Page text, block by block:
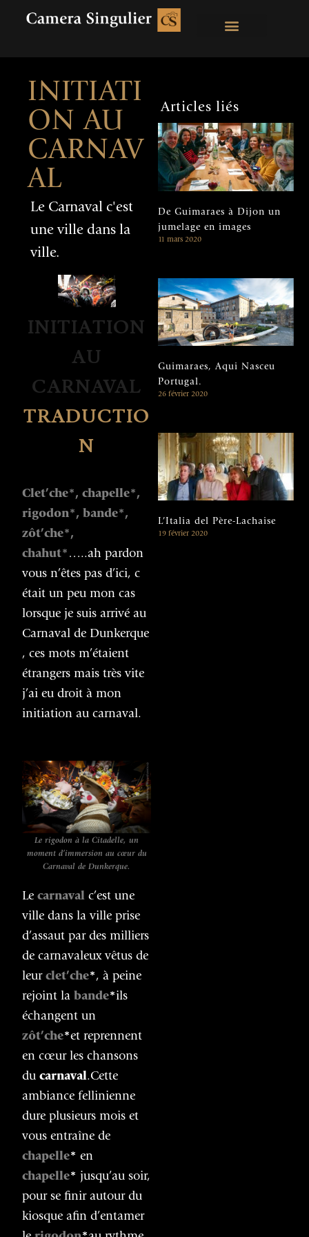
INITIATI
ON AU
CARNAV
AL
Le Carnaval c'est
une ville dans la
ville.
INITIATION
AU
CARNAVAL
TRADUCTIO
N
Clet’che*, chapelle*,
rigodon*, bande*,
zôt’che*,
chahut* …..ah pardon
vous n’êtes pas d’ici, c
était un peu mon cas
lorsque je suis arrivé au
Carnaval de Dunkerque
, ces mots m’étaient
étrangers mais très vite
j’ai eu droit à mon
initiation au carnaval.
Le rigodon à la Citadelle, un
moment d’immersion au cœur du
Carnaval de Dunkerque.
Lecarnaval c’est une
ville dans la ville prise
d’assaut par des milliers
de carnavaleux vêtus de
leurclet’che*, à peine
rejoint la bande*ils
échangent un
zôt’che*et reprennent
en cœur les chansons
ducarnaval.Cette
ambiance fellinienne
dure plusieurs mois et
vous entraîne de
chapelle* en
chapelle* jusqu’au soir,
pour se finir autour du
kiosque afin d’entamer
Articles liés
De Guimaraes à Dijon un
jumelage en images
11 mars 2020
Guimaraes, Aqui Nasceu
Portugal.
26 février 2020
L’Italia del Père-Lachaise
19 février 2020